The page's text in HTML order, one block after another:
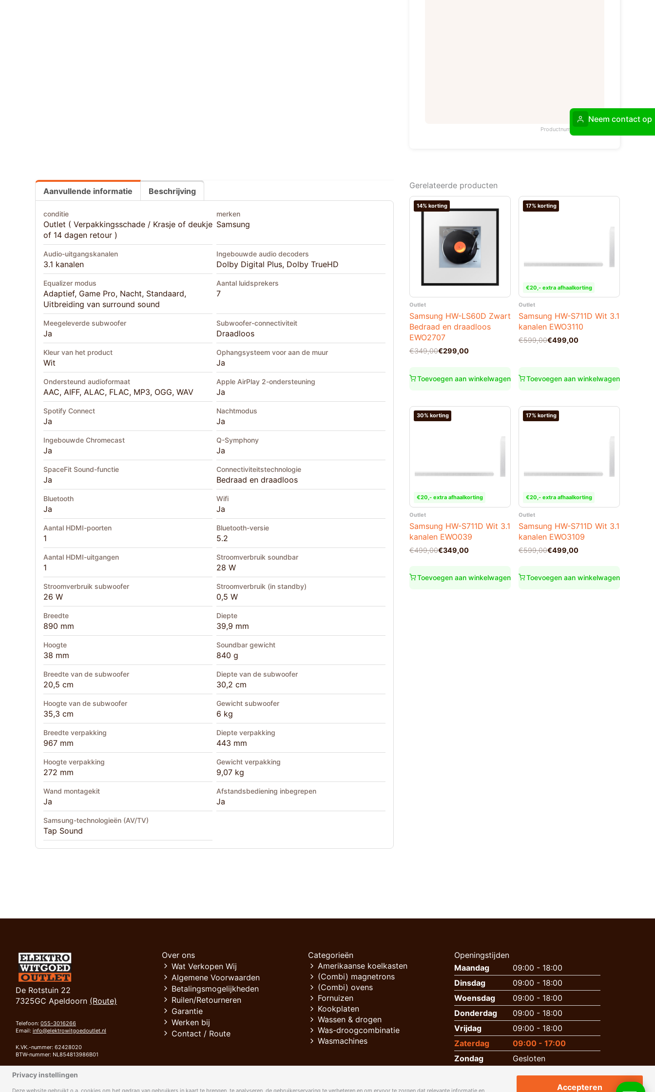
Productnummer: 348364
Aanvullende informatie Beschrijving
conditie
Outlet ( Verpakkingsschade / Krasje of deukje
of 14 dagen retour )
merken
Samsung
Audio-uitgangskanalen
3.1 kanalen
Ingebouwde audio decoders
Dolby Digital Plus, Dolby TrueHD
Equalizer modus
Adaptief, Game Pro, Nacht, Standaard,
Uitbreiding van surround sound
Aantal luidsprekers
7
Meegeleverde subwoofer
Ja
Subwoofer-connectiviteit
Draadloos
Kleur van het product
Wit
Ophangsysteem voor aan de muur
Ja
Ondersteund audioformaat
AAC, AIFF, ALAC, FLAC, MP3, OGG, WAV
Apple AirPlay 2-ondersteuning
Ja
Spotify Connect
Ja
Nachtmodus
Ja
Ingebouwde Chromecast
Ja
Q-Symphony
Ja
SpaceFit Sound-functie
Ja
Connectiviteitstechnologie
Bedraad en draadloos
Bluetooth
Ja
Wifi
Ja
Aantal HDMI-poorten
1
Bluetooth-versie
5.2
Aantal HDMI-uitgangen
1
Stroomverbruik soundbar
28 W
Stroomverbruik subwoofer
26 W
Stroomverbruik (in standby)
0,5 W
Breedte
890 mm
Diepte
39,9 mm
Hoogte
38 mm
Soundbar gewicht
840 g
Breedte van de subwoofer
20,5 cm
Diepte van de subwoofer
30,2 cm
Hoogte van de subwoofer
35,3 cm
Gewicht subwoofer
6 kg
Breedte verpakking
967 mm
Diepte verpakking
443 mm
Hoogte verpakking
272 mm
Gewicht verpakking
9,07 kg
Wand montagekit
Ja
Afstandsbediening inbegrepen
Ja
Samsung-technologieën (AV/TV)
Tap Sound
Gerelateerde producten
14% korting
Outlet
Samsung HW-LS60D Zwart
Bedraad en draadloos
EWO2707
€349,00
Oorspronkelijke
€349,00.
€299,00
Huidige
€299,00.
Toevoegen aan winkelwagen
€20,- extra afhaalkorting
17% korting
Outlet
Samsung HW-S711D Wit 3.1
kanalen EWO3110
€599,00
Oorspronkelijke
€499,00
Huidige
Toevoegen aan winkelwagen
€20,- extra afhaalkorting
30% korting
Outlet
Samsung HW-S711D Wit 3.1
kanalen EWO039
€499,00
Oorspronkelijke
€499,00.
€349,00
Huidige
€349,00.
Toevoegen aan winkelwagen
€20,- extra afhaalkorting
17% korting
Outlet
Samsung HW-S711D Wit 3.1
kanalen EWO3109
€599,00
Oorspronkelijke
€599,00.
€499,00
Huidige
€499,00.
Toevoegen aan winkelwagen
De Rotstuin 22
7325GC Apeldoorn (Route)
Telefoon: 055-3016266
Email: info@elektrowitgoedoutlet.nl
K.VK.-nummer: 62428020
BTW-nummer: NL854813986B01
Bank: RABOBANK
IBAN: NL94 RABO 0372 4111 42
Over ons
Wat Verkopen Wij
Algemene Voorwaarden
Betalingsmogelijkheden
Ruilen/Retourneren
Garantie
Werken bij
Contact / Route
Categorieën
Amerikaanse koelkasten
(Combi) magnetrons
(Combi) ovens
Fornuizen
Kookplaten
Wassen & drogen
Was-droogcombinatie
Wasmachines
Openingstijden
Maandag
09:00 - 18:00
Dinsdag
09:00 - 18:00
Woensdag
09:00 - 18:00
Donderdag
09:00 - 18:00
Vrijdag
09:00 - 18:00
Zaterdag
09:00 - 17:00
Zondag
Gesloten
Privacy instellingen
Deze website gebruikt o.a. cookies om het gedrag van gebruikers in kaart te brengen, te analyseren, de gebruikerservaring te verbeteren en om ervoor te zorgen dat relevante informatie en Accepteren
Neem contact op